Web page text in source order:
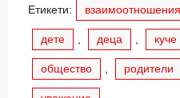
Етикети: взаимоотношения
дете деца куче
общество родители